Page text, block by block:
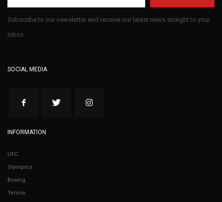
Subscribe to our newsletter and receive our latest news straight to your
inbox.
SOCIAL MEDIA
INFORMATION
UFC
Olympics
Boxing
Tennis